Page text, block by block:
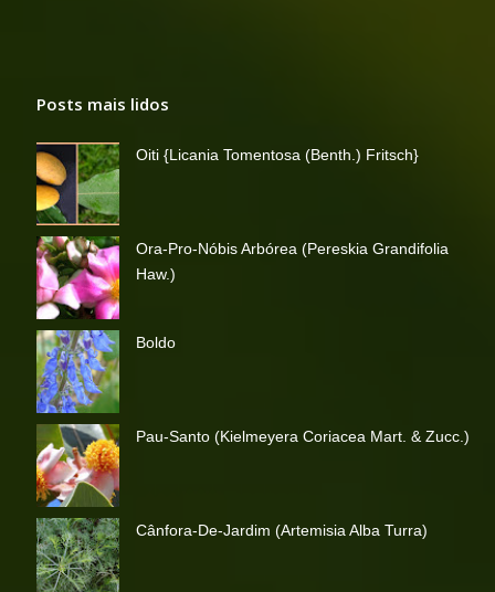
Posts mais lidos
Oiti {Licania Tomentosa (Benth.) Fritsch}
Ora-Pro-Nóbis Arbórea (Pereskia Grandifolia
Haw.)
Boldo
Pau-Santo (Kielmeyera Coriacea Mart. & Zucc.)
Cânfora-De-Jardim (Artemisia Alba Turra)